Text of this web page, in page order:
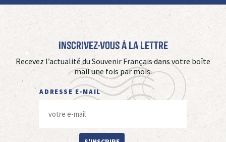
Inscrivez-vous à La Lettre
Recevez l’actualité du Souvenir Français dans votre boîte
mail une fois par mois.
ADRESSE E-MAIL